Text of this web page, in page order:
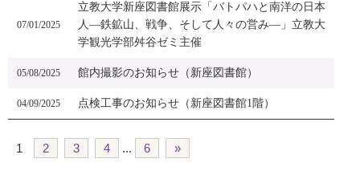
07/01/2025
立教大学新座図書館展示「バトパハと南洋の日本
人―鉄鉱山、戦争、そして人々の営み―」立教大
学観光学部舛谷ゼミ主催
05/08/2025 館内撮影のお知らせ（新座図書館）
04/09/2025 点検工事のお知らせ（新座図書館1階）
1 2 3 4 ... 6 »